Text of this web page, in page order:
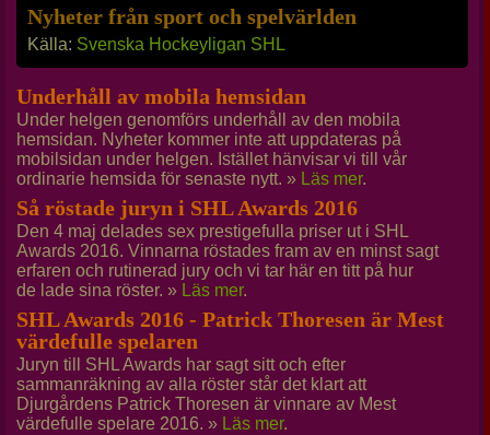
Nyheter från sport och spelvärlden
Källa: Svenska Hockeyligan SHL
Underhåll av mobila hemsidan
Under helgen genomförs underhåll av den mobila
hemsidan. Nyheter kommer inte att uppdateras på
mobilsidan under helgen. Istället hänvisar vi till vår
ordinarie hemsida för senaste nytt. » Läs mer.
Så röstade juryn i SHL Awards 2016
Den 4 maj delades sex prestigefulla priser ut i SHL
Awards 2016. Vinnarna röstades fram av en minst sagt
erfaren och rutinerad jury och vi tar här en titt på hur
de lade sina röster. » Läs mer.
SHL Awards 2016 - Patrick Thoresen är Mest
värdefulle spelaren
Juryn till SHL Awards har sagt sitt och efter
sammanräkning av alla röster står det klart att
Djurgårdens Patrick Thoresen är vinnare av Mest
värdefulle spelare 2016. » Läs mer.